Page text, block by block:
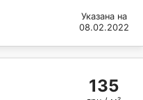
Указана на
08.02.2022
135